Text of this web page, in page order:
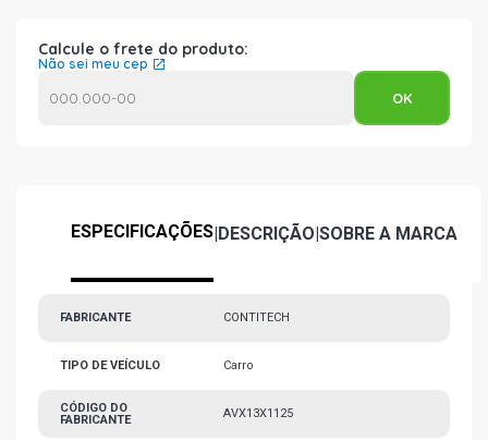
Calcule o frete do produto:
Não sei meu cep
ESPECIFICAÇÕES|DESCRIÇÃO|SOBRE A MARCA
FABRICANTE CONTITECH
TIPO DE VEÍCULO Carro
CÓDIGO DO
FABRICANTE
AVX13X1125